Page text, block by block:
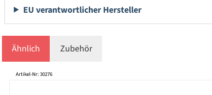
EU verantwortlicher Hersteller
Ähnlich Zubehör
Produktgalerie überspringen
Artikel-Nr: 30276